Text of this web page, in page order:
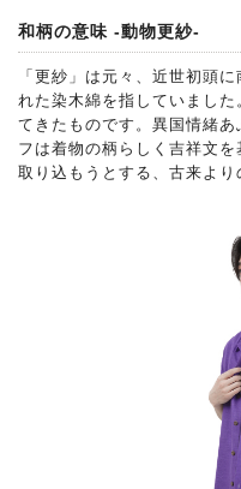
和柄の意味 -動物更紗-
「更紗」は元々、近世初頭
れた染木綿を指していまし
てきたものです。異国情緒
フは着物の柄らしく吉祥文
取り込もうとする、古来より